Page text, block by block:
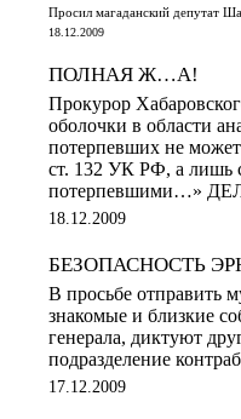
Просил магаданский депутат
18.12.2009
ПОЛНАЯ Ж…А!
Прокурор
оболочки в области
потерпевших не
ст. 132 УК РФ, а лишь
потерпевшими…»
18.12.2009
БЕЗОПАСНОСТЬ
В просьбе отправить
знакомые и близкие
генерала, диктуют
подразделение
17.12.2009